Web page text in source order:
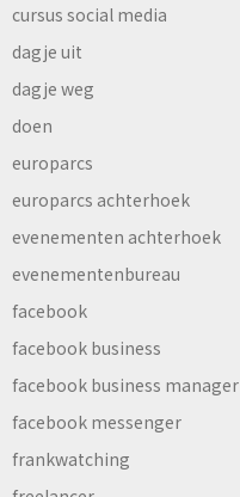
cursus social media
dagje uit
dagje weg
doen
europarcs
europarcs achterhoek
evenementen achterhoek
evenementenbureau
facebook
facebook business
facebook business manager
facebook messenger
frankwatching